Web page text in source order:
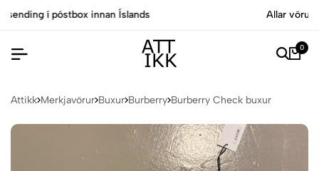
Allar vörur eru vottaðar Ekta af sérfræðingum
0
Attikk Merkjavörur Buxur Burberry Burberry Check buxur